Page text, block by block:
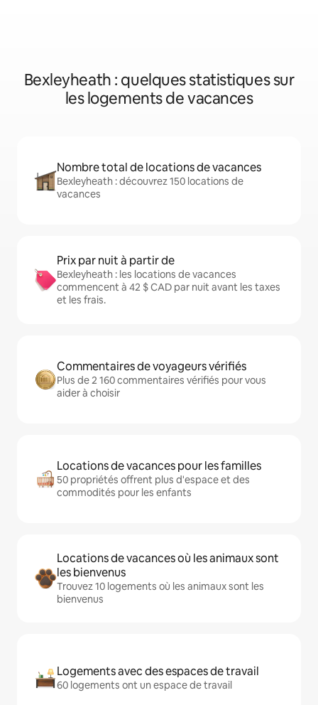
Bexleyheath : quelques statistiques sur
les logements de vacances
Nombre total de locations de vacances
Bexleyheath : découvrez 150 locations de
vacances
Prix par nuit à partir de
Bexleyheath : les locations de vacances
commencent à 42 $ CAD par nuit avant les taxes
et les frais.
Commentaires de voyageurs vérifiés
Plus de 2 160 commentaires vérifiés pour vous
aider à choisir
Locations de vacances pour les familles
50 propriétés offrent plus d'espace et des
commodités pour les enfants
Locations de vacances où les animaux sont
les bienvenus
Trouvez 10 logements où les animaux sont les
bienvenus
Logements avec des espaces de travail
60 logements ont un espace de travail